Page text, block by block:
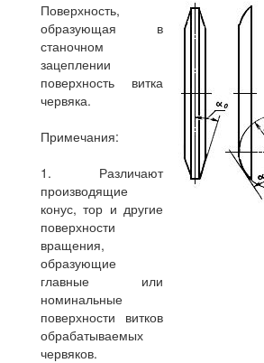
Поверхность,
образующая в
станочном
зацеплении
поверхность витка
червяка.
Примечания:
1. Различают
производящие
конус, тор и другие
поверхности
вращения,
образующие
главные или
номинальные
поверхности витков
обрабатываемых
червяков.